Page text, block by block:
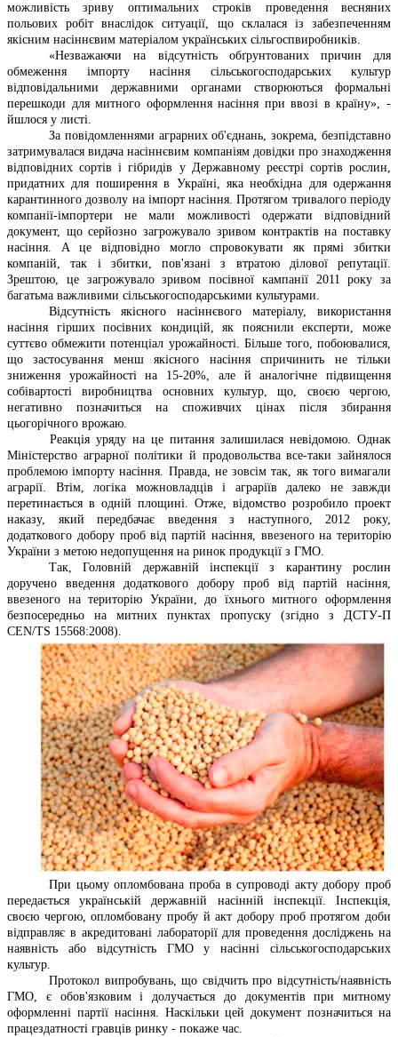
можливість зриву оптимальних строків проведення весняних
польових робіт внаслідок ситуації, що склалася із забезпеченням
якісним насіннєвим матеріалом українських сільгоспвиробників.
«Незважаючи на відсутність обґрунтованих причин для
обмеження імпорту насіння сільськогосподарських культур
відповідальними державними органами створюються формальні
перешкоди для митного оформлення насіння при ввозі в країну», -
йшлося у листі.
За повідомленнями аграрних об'єднань, зокрема, безпідставно
затримувалася видача насіннєвим компаніям довідки про знаходження
відповідних сортів і гібридів у Державному реєстрі сортів рослин,
придатних для поширення в Україні, яка необхідна для одержання
карантинного дозволу на імпорт насіння. Протягом тривалого періоду
компанії-імпортери не мали можливості одержати відповідний
документ, що серйозно загрожувало зривом контрактів на поставку
насіння. А це відповідно могло спровокувати як прямі збитки
компаній, так і збитки, пов'язані з втратою ділової репутації.
Зрештою, це загрожувало зривом посівної кампанії 2011 року за
багатьма важливими сільськогосподарськими культурами.
Відсутність якісного насіннєвого матеріалу, використання
насіння гірших посівних кондицій, як пояснили експерти, може
суттєво обмежити потенціал урожайності. Більше того, побоювалися,
що застосування менш якісного насіння спричинить не тільки
зниження урожайності на 15-20%, але й аналогічне підвищення
собівартості виробництва основних культур, що, своєю чергою,
негативно позначиться на споживчих цінах після збирання
цьогорічного врожаю.
Реакція уряду на це питання залишилася невідомою. Однак
Міністерство аграрної політики й продовольства все-таки зайнялося
проблемою імпорту насіння. Правда, не зовсім так, як того вимагали
аграрії. Втім, логіка можновладців і аграріїв далеко не завжди
перетинається в одній площині. Отже, відомство розробило проект
наказу, який передбачає введення з наступного, 2012 року,
додаткового добору проб від партій насіння, ввезеного на територію
України з метою недопущення на ринок продукції з ГМО.
Так, Головній державній інспекції з карантину рослин
доручено введення додаткового добору проб від партій насіння,
ввезеного на територію України, до їхнього митного оформлення
безпосередньо на митних пунктах пропуску (згідно з ДСТУ-П
CEN/TS 15568:2008).
При цьому опломбована проба в супроводі акту добору проб
передається українській державній насінній інспекції. Інспекція,
своєю чергою, опломбовану пробу й акт добору проб протягом доби
відправляє в акредитовані лабораторії для проведення досліджень на
наявність або відсутність ГМО у насінні сільськогосподарських
культур.
Протокол випробувань, що свідчить про відсутність/наявність
ГМО, є обов'язковим і долучається до документів при митному
оформленні партії насіння. Наскільки цей документ позначиться на
працездатності гравців ринку - покаже час.